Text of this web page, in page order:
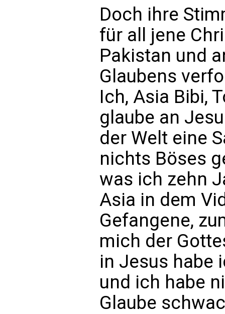
Doch ihre
für all jene
Pakistan und
Glaubens
Ich, Asia Bibi,
glaube an
der Welt eine
nichts Böses
was ich zehn
Asia in dem
Gefangene,
mich der
in Jesus habe
und ich habe
Glaube